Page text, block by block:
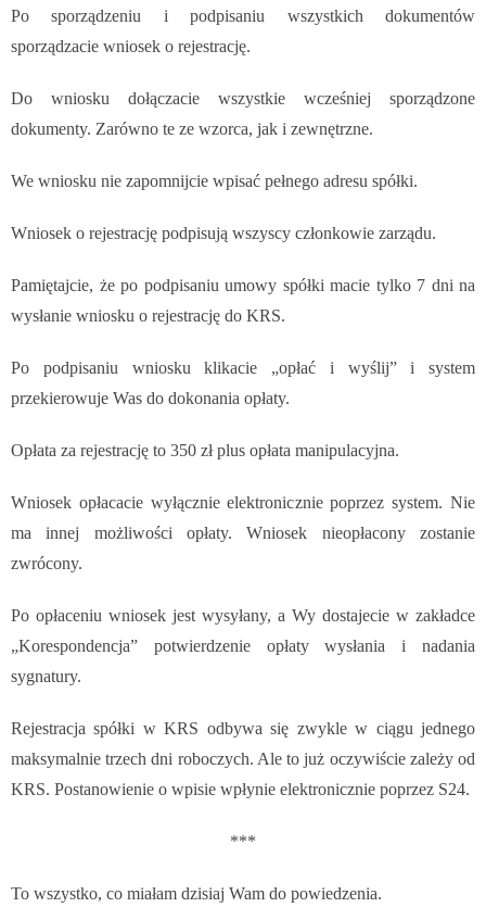
Po sporządzeniu i podpisaniu wszystkich dokumentów
sporządzacie wniosek o rejestrację.
Do wniosku dołączacie wszystkie wcześniej sporządzone
dokumenty. Zarówno te ze wzorca, jak i zewnętrzne.
We wniosku nie zapomnijcie wpisać pełnego adresu spółki.
Wniosek o rejestrację podpisują wszyscy członkowie zarządu.
Pamiętajcie, że po podpisaniu umowy spółki macie tylko 7 dni na
wysłanie wniosku o rejestrację do KRS.
Po podpisaniu wniosku klikacie „opłać i wyślij” i system
przekierowuje Was do dokonania opłaty.
Opłata za rejestrację to 350 zł plus opłata manipulacyjna.
Wniosek opłacacie wyłącznie elektronicznie poprzez system. Nie
ma innej możliwości opłaty. Wniosek nieopłacony zostanie
zwrócony.
Po opłaceniu wniosek jest wysyłany, a Wy dostajecie w zakładce
„Korespondencja” potwierdzenie opłaty wysłania i nadania
sygnatury.
Rejestracja spółki w KRS odbywa się zwykle w ciągu jednego
maksymalnie trzech dni roboczych. Ale to już oczywiście zależy od
KRS. Postanowienie o wpisie wpłynie elektronicznie poprzez S24.
***
To wszystko, co miałam dzisiaj Wam do powiedzenia.